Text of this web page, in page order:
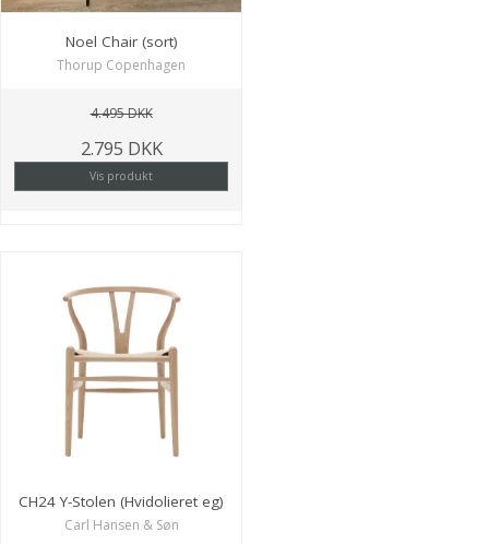
Noel Chair (sort)
Thorup Copenhagen
4.495 DKK
2.795 DKK
Vis produkt
CH24 Y-Stolen (Hvidolieret eg)
Carl Hansen & Søn